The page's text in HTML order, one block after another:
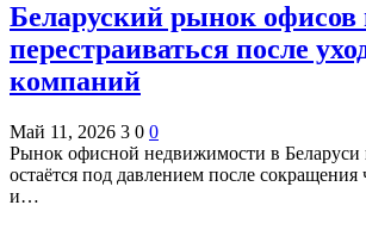
Беларуский рынок офисов
перестраиваться после
компаний
Май 11, 2026 3 0 0
Рынок офисной недвижимости в Беларуси
остаётся под давлением после сокращения
и…